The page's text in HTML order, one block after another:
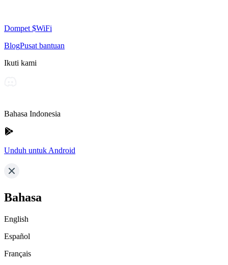
Dompet $WiFi
BlogPusat bantuan
Ikuti kami
Bahasa Indonesia
Unduh untuk Android
Bahasa
English
Español
Français